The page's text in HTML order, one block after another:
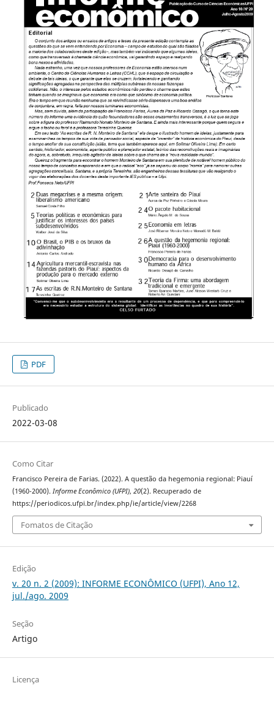
PDF
Publicado
2022-03-08
Como Citar
Francisco Pereira de Farias. (2022). A questão da hegemonia regional: Piauí
(1960-2000). Informe Econômico (UFPI), 20(2). Recuperado de
https://periodicos.ufpi.br/index.php/ie/article/view/2268
Fomatos de Citação
Edição
v. 20 n. 2 (2009): INFORME ECONÔMICO (UFPI), Ano 12,
jul./ago. 2009
Seção
Artigo
Licença